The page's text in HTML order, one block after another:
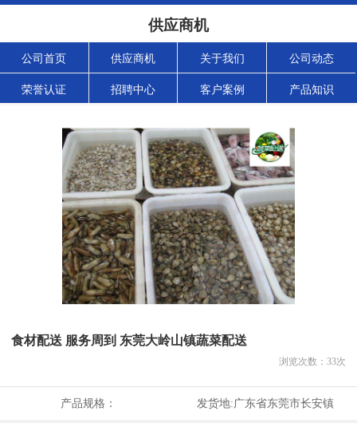
供应商机
公司首页 供应商机 关于我们 公司动态
荣誉认证 招聘中心 客户案例 产品知识
食材配送 服务周到 东莞大岭山镇蔬菜配送
浏览次数： 33次
产品规格： 发货地:广东省东莞市长安镇